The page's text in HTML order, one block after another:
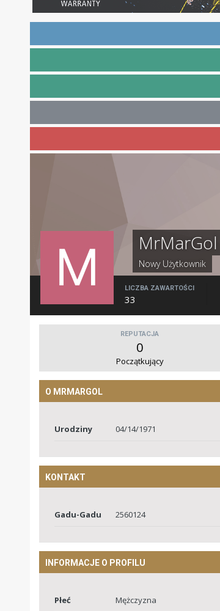
MrMarGol
Nowy Użytkownik
LICZBA ZAWARTOŚCI
33
REPUTACJA
0
Początkujący
O MRMARGOL
Urodziny 04/14/1971
KONTAKT
Gadu-Gadu 2560124
INFORMACJE O PROFILU
Płeć Mężczyzna